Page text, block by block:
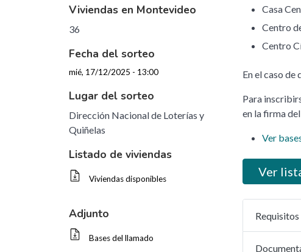
Viviendas en Montevideo
36
Fecha del sorteo
mié, 17/12/2025 - 13:00
Lugar del sorteo
Dirección Nacional de Loterías y
Quiñelas
Listado de viviendas
Viviendas disponibles
Adjunto
Bases del llamado
Casa
Centro
Centro
En el caso de
Para
en la firma
Ver
Ver
Requisitos